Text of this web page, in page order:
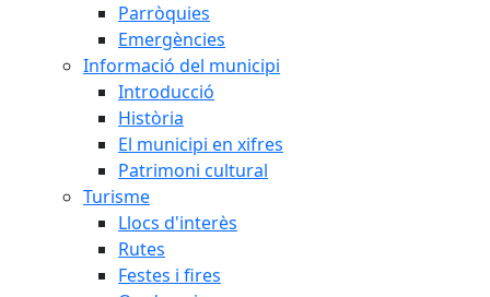
Parròquies
Emergències
Informació del municipi
Introducció
Història
El municipi en xifres
Patrimoni cultural
Turisme
Llocs d'interès
Rutes
Festes i fires